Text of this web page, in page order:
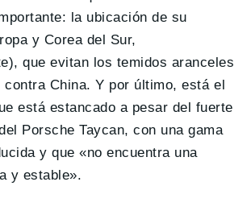
la ubicación de su
y Corea del Sur,
que evitan los temidos aranceles
China. Y por último, está el
está estancado a pesar del fuerte
Porsche Taycan, con una gama
y que «no encuentra una
y estable».